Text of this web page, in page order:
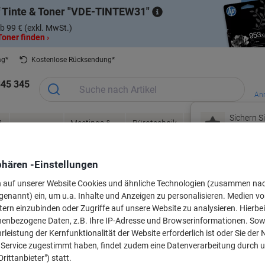
& Toner VDE-TINTEW31
99 € (exkl. MwSt.)
finden ›
Kostenlose Rücksendung*
345
Sichern
Neu bei
Meetings &
Bürotechnik
Tinte &
Papier,
oder Beschriftungsbänder für Ihr
Wählen Sie Marke, Serie & Modell aus
-Einstellungen
auf unserer Website Cookies und ähnliche Technologien (zusammen
ein, um u.a. Inhalte und Anzeigen zu personalisieren. Medien
einzubinden oder Zugriffe auf unsere Website zu analysieren.
Daten, z.B. Ihre IP-Adresse und Browserinformationen.
der Kernfunktionalität der Website erforderlich ist oder Sie der
zugestimmt haben, findet zudem eine Datenverarbeitung durch
statt.